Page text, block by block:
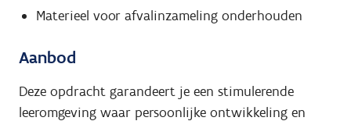
Materieel voor afvalinzameling onderhouden
Aanbod
Deze opdracht garandeert je een stimulerende
leeromgeving waar persoonlijke ontwikkeling en